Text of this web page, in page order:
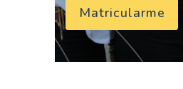
Matricularme